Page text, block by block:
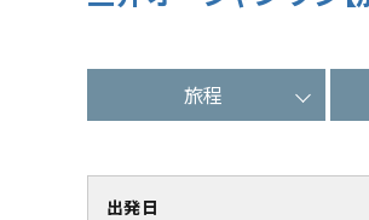
旅程
出発日